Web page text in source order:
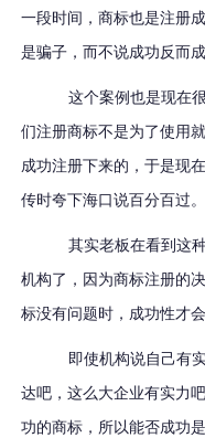
一段时间，商标也是注册
是骗子，而不说成功反而成
这个案例也是现在
们注册商标不是为了使用
成功注册下来的，于是现
传时夸下海口说百分百过。
其实老板在看到这
机构了，因为商标注册的
标没有问题时，成功性才
即使机构说自己有
达吧，这么大企业有实力
功的商标，所以能否成功是